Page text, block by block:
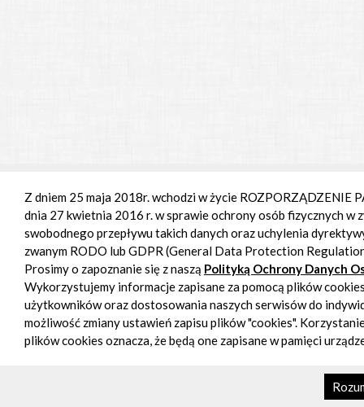
Z dniem 25 maja 2018r. wchodzi w życie ROZPORZĄDZENIE
dnia 27 kwietnia 2016 r. w sprawie ochrony osób fizycznych w
swobodnego przepływu takich danych oraz uchylenia
zwanym RODO lub GDPR (General Data Protection
Prosimy o zapoznanie się z naszą Polityką Ochrony Danych
Wykorzystujemy informacje zapisane za pomocą plików
użytkowników oraz dostosowania naszych serwisów do
możliwość zmiany ustawień zapisu plików "cookies".
plików cookies oznacza, że będą one zapisane w pamięci